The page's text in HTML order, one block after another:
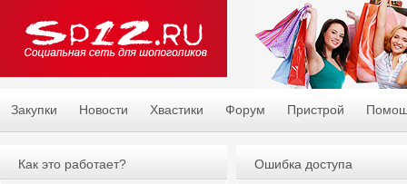
Закупки Новости Хвастики Форум Пристрой
Ошибка доступа
Как это работает?